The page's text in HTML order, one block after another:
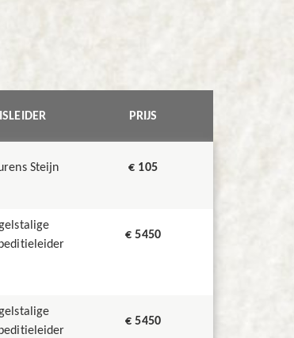
PRIJS
Steijn € 105
€ 5450
€ 5450